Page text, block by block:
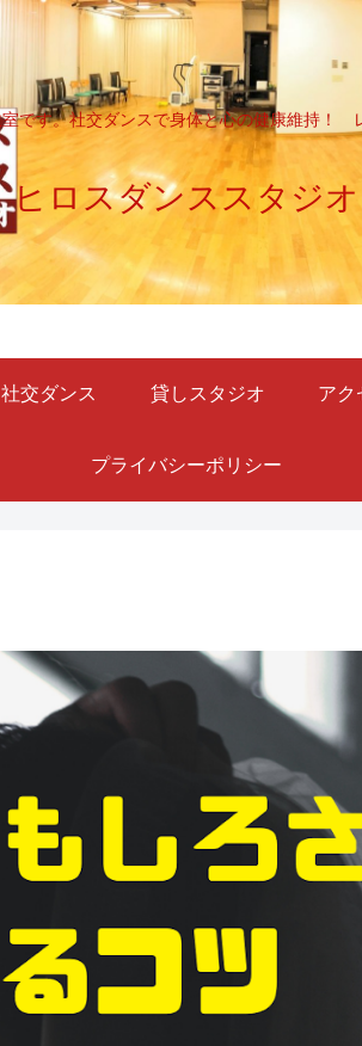
です。社交ダンスで身体と心の健康維持！
ヒロスダンススタジオ
社交ダンス 貸しスタジオ アク
プライバシーポリシー